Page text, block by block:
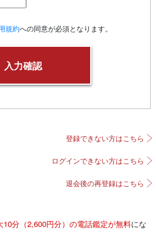
規約への同意が必須となります。
登録できない方はこちら
ログインできない方はこちら
退会後の再登録はこちら
10分（2,600円分）の電話鑑定が無料にな